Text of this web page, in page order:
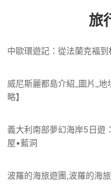
旅
中歐環遊記：從法蘭克福
威尼斯麗都島介紹_圖片_
略】
義大利南部夢幻海岸5日遊
屋•藍洞
波羅的海旅遊團,波羅的海